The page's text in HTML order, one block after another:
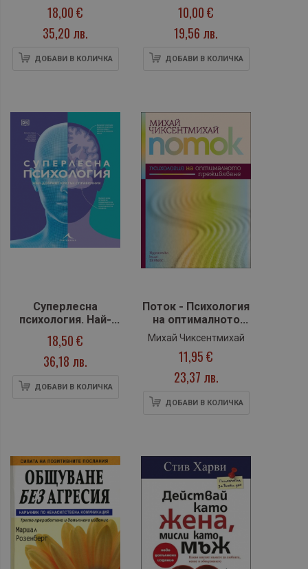
Дебора Стюарт,
Джоузеф Лий
18,00 €
35,20 лв.
ДОБАВИ В КОЛИЧКА
Рюмер-Рютен
10,00 €
19,56 лв.
ДОБАВИ В КОЛИЧКА
Суперлесна
психология. Най-
добрият кратък
справочник
18,50 €
36,18 лв.
ДОБАВИ В КОЛИЧКА
Поток - Психология
на оптималното
преживяване
Михай Чиксентмихай
11,95 €
23,37 лв.
ДОБАВИ В КОЛИЧКА